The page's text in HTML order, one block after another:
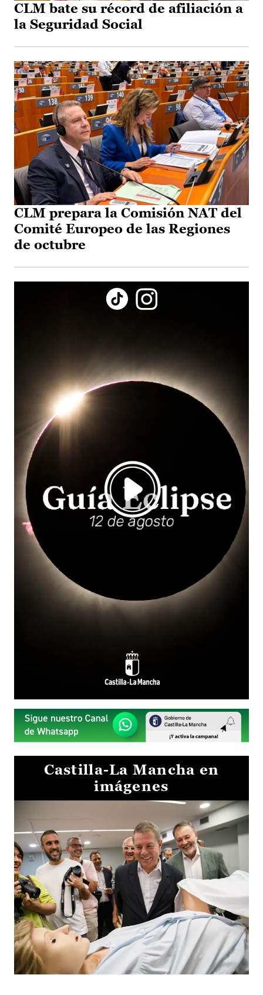
CLM bate su récord de afiliación a
la Seguridad Social
CLM prepara la Comisión NAT del
Comité Europeo de las Regiones
de octubre
Castilla-La Mancha en
imágenes